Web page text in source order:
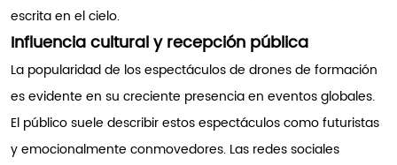
escrita en el cielo.
Influencia cultural y recepción pública
La popularidad de los espectáculos de drones de formación
es evidente en su creciente presencia en eventos globales.
El público suele describir estos espectáculos como futuristas
y emocionalmente conmovedores. Las redes sociales